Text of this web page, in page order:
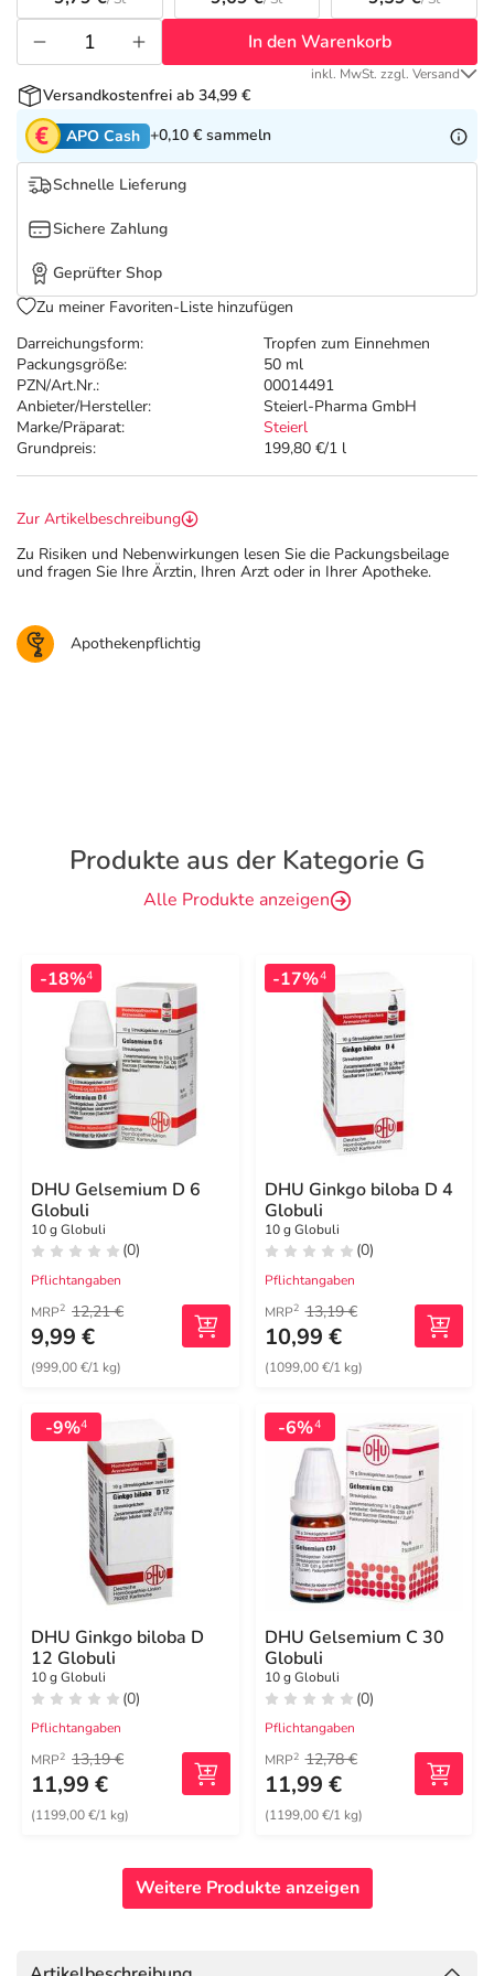
Tierapotheke
Vitamine & Mineralstoffe
Marken
Salus Deals
Darreichungsform:
Tropfen zum Einnehmen
Packungsgröße:
50 ml
PZN/Art.Nr.:
00014491
Anbieter/Hersteller:
Steierl-Pharma GmbH
Marke/Präparat:
Steierl
Grundpreis:
199,80 €/1 l
In den Warenkorb
inkl. MwSt. zzgl. Versand
Versandkostenfrei ab 34,99 €
APO Cash +0,10 € sammeln
Schnelle Lieferung
Sichere Zahlung
Geprüfter Shop
Zu meiner Favoriten-Liste hinzufügen
Zur Artikelbeschreibung
Zu Risiken und Nebenwirkungen lesen Sie die Packungsbeilage
und fragen Sie Ihre Ärztin, Ihren Arzt oder in Ihrer Apotheke.
Apothekenpflichtig
Produkte aus der Kategorie G
Alle Produkte anzeigen
-18%4
DHU Gelsemium D 6
Globuli
10 g Globuli
(0)
Pflichtangaben
MRP2 12,21 €
9,99 €
(999,00 €/1 kg)
-17%4
DHU Ginkgo biloba D 4
Globuli
10 g Globuli
(0)
Pflichtangaben
MRP2 13,19 €
10,99 €
(1099,00 €/1 kg)
-9%4
DHU Ginkgo biloba D
12 Globuli
10 g Globuli
(0)
Pflichtangaben
MRP2 13,19 €
11,99 €
(1199,00 €/1 kg)
-6%4
DHU Gelsemium C 30
Globuli
10 g Globuli
(0)
Pflichtangaben
MRP2 12,78 €
11,99 €
(1199,00 €/1 kg)
Weitere Produkte anzeigen